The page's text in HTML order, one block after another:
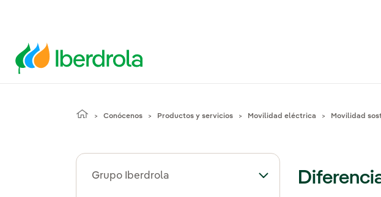
Conócenos Productos y servicios Movilidad eléctrica Movilidad
Grupo Iberdrola Alternar el submenú